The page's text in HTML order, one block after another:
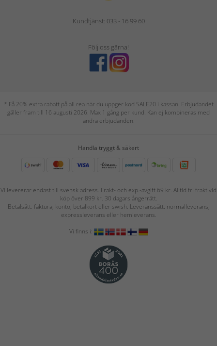
Kundtjänst: 033 - 16 99 60
Följ oss gärna!
* Få 20% extra rabatt på all rea när du uppger kod SALE20 i kassan. Erbjudandet
gäller fram till 16 augusti 2026. Max 1 gång per kund. Kan ej kombineras med
andra erbjudanden.
Handla tryggt & säkert
Vi levererar endast till svensk adress. Frakt- och exp.-avgift 69 kr. Alltid fri frakt vid
köp över 899 kr. 30 dagars ångerrätt.
Betalsätt: faktura, konto, betalkort eller swish. Leveranssätt: normalleverans,
expressleverans eller hemleverans.
Vi finns i: